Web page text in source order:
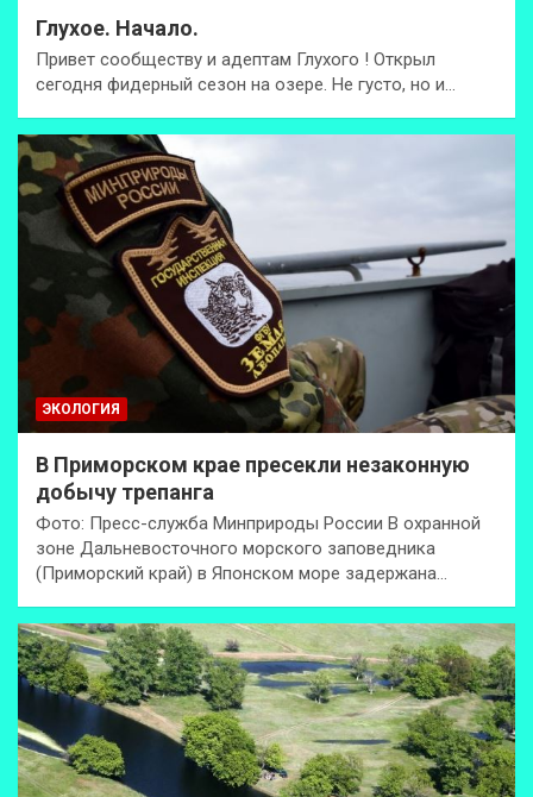
Глухое. Начало.
Привет сообществу и адептам Глухого ! Открыл
сегодня фидерный сезон на озере. Не густо, но и…
ЭКОЛОГИЯ
В Приморском крае пресекли незаконную
добычу трепанга
Фото: Пресс-служба Минприроды России В охранной
зоне Дальневосточного морского заповедника
(Приморский край) в Японском море задержана…